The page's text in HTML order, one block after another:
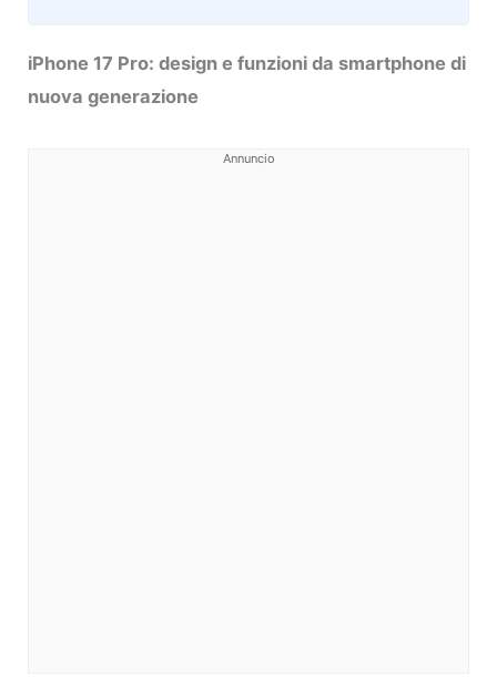
iPhone 17 Pro: design e funzioni da smartphone di
nuova generazione
Annuncio